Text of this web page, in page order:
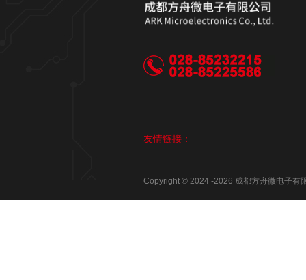
友情链接：
Copyright © 2024 -2026 成都方舟微电子有